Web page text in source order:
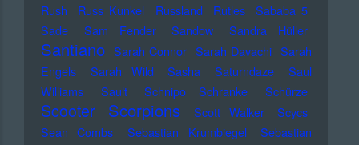
Rush
Russ Kunkel Russland Rutles
Sababa 5
Sade
Sam Fender Sandow Sandra Hüller
Santiano Sarah Connor Sarah Davachi Sarah
Engels
Sarah Wild Sasha Saturndaze
Saul
Williams
Sault Schnipo Schranke Schürze
Scooter Scorpions Scott Walker
Scycs
Sean Combs
Sebastian Krumbiegel
Sebastian